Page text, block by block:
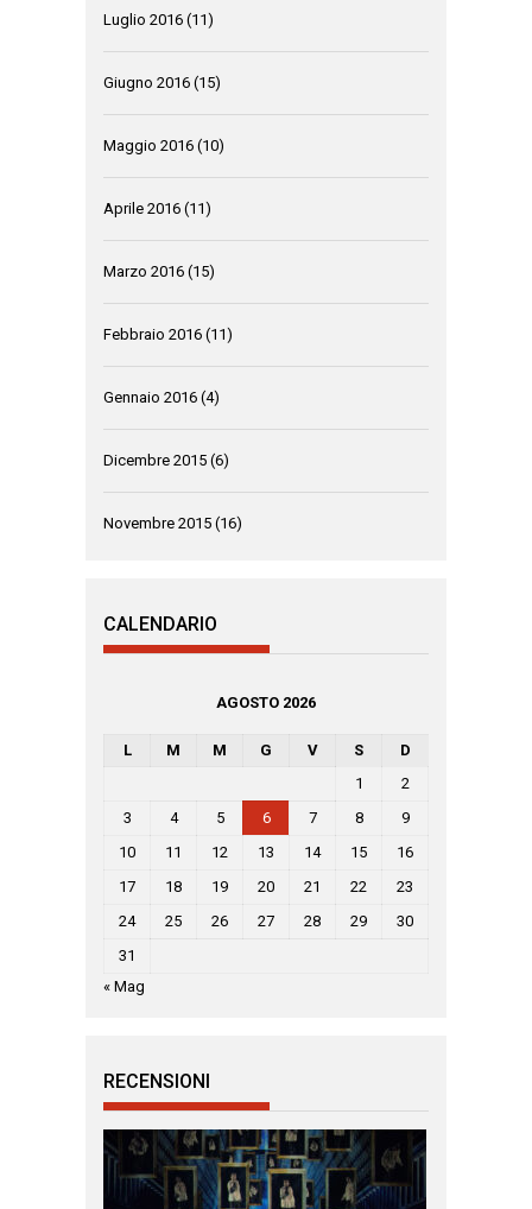
Luglio 2016 (11)
Giugno 2016 (15)
Maggio 2016 (10)
Aprile 2016 (11)
Marzo 2016 (15)
Febbraio 2016 (11)
Gennaio 2016 (4)
Dicembre 2015 (6)
Novembre 2015 (16)
CALENDARIO
AGOSTO 2026
L M M G V S
D
1
2
3
4 5 6 7 8
9
10
11 12 13 14 15
16
17
18 19 20 21 22
23
24
25 26 27 28 29
30
31
« Mag
RECENSIONI